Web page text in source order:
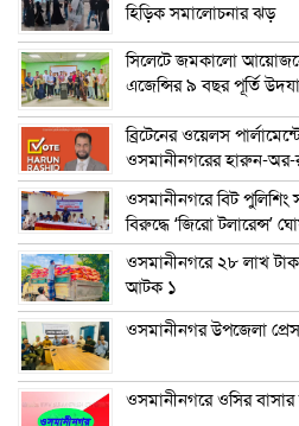
হিড়িক সমালোচনার ঝড়
সিলেটে জমকালো আয়োজনে
এজেন্সির ৯ বছর পূর্তি
ব্রিটেনের ওয়েলস
ওসমানীনগরের হারুন-অর-
ওসমানীনগরে বিট পুলিশিং
বিরুদ্ধে ‘জিরো টলারেন্স’
ওসমানীনগরে ২৮ লাখ
আটক ১
ওসমানীনগর উপজেলা
ওসমানীনগরে ওসির